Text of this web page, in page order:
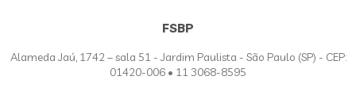
FSBP
Alameda Jaú, 1742 – sala 51 - Jardim Paulista - São Paulo (SP) - CEP:
01420-006 • 11 3068-8595